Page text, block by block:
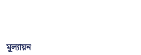
মূল্যায়ন